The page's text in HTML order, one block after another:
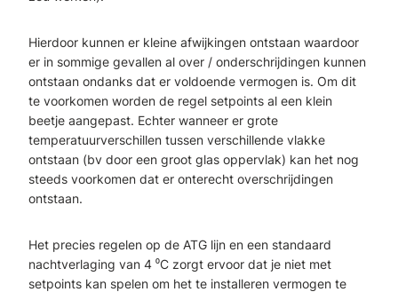
Hierdoor kunnen er kleine afwijkingen ontstaan waardoor
er in sommige gevallen al over / onderschrijdingen kunnen
ontstaan ondanks dat er voldoende vermogen is. Om dit
te voorkomen worden de regel setpoints al een klein
beetje aangepast. Echter wanneer er grote
temperatuurverschillen tussen verschillende vlakke
ontstaan (bv door een groot glas oppervlak) kan het nog
steeds voorkomen dat er onterecht overschrijdingen
ontstaan.
Het precies regelen op de ATG lijn en een standaard
nachtverlaging van 4 ⁰C zorgt ervoor dat je niet met
setpoints kan spelen om het te installeren vermogen te